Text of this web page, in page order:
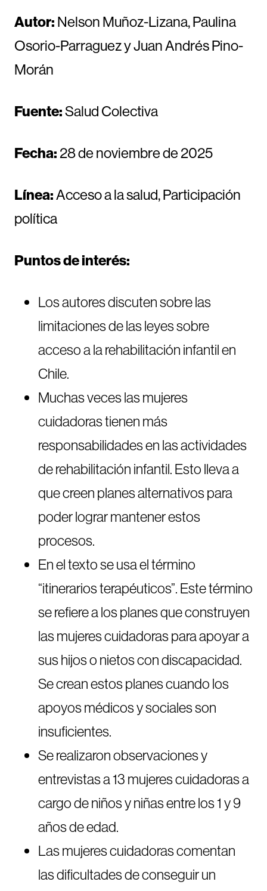
Autor: Nelson Muñoz-Lizana, Paulina
Osorio-Parraguez y Juan Andrés Pino-
Morán
Fuente:Salud Colectiva
Fecha:28 de noviembre de 2025
Línea:Acceso a la salud, Participación
política
Puntos de interés:
Los autores discuten sobre las
limitaciones de las leyes sobre
acceso a la rehabilitación infantil en
Chile.
Muchas veces las mujeres
cuidadoras tienen más
responsabilidades en las actividades
de rehabilitación infantil. Esto lleva a
que creen planes alternativos para
poder lograr mantener estos
procesos.
En el texto se usa el término
“itinerarios terapéuticos”. Este término
se refiere a los planes que construyen
las mujeres cuidadoras para apoyar a
sus hijos o nietos con discapacidad.
Se crean estos planes cuando los
apoyos médicos y sociales son
insuficientes.
Se realizaron observaciones y
entrevistas a 13 mujeres cuidadoras a
cargo de niños y niñas entre los 1 y 9
años de edad.
Las mujeres cuidadoras comentan
las dificultades de conseguir un